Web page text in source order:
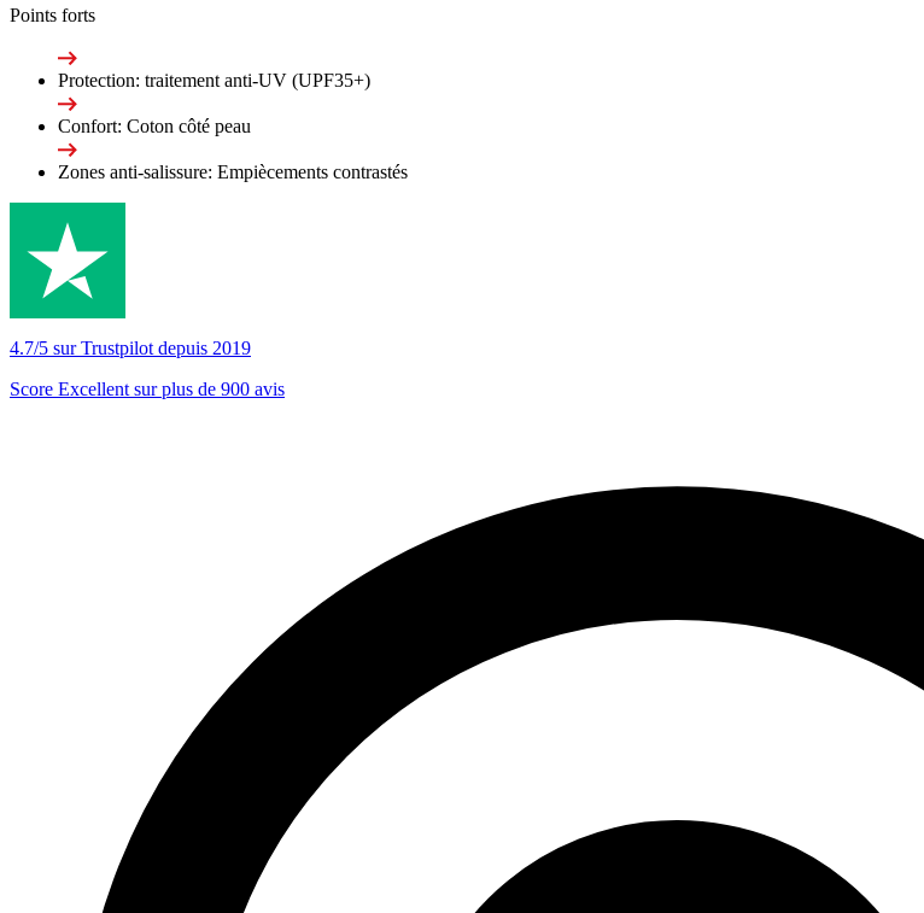
Points forts
Protection: traitement anti-UV (UPF35+)
Confort: Coton côté peau
Zones anti-salissure: Empiècements contrastés
4.7/5 sur Trustpilot depuis 2019
Score Excellent sur plus de 900 avis